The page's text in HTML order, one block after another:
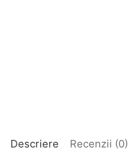
Descriere Recenzii (0)